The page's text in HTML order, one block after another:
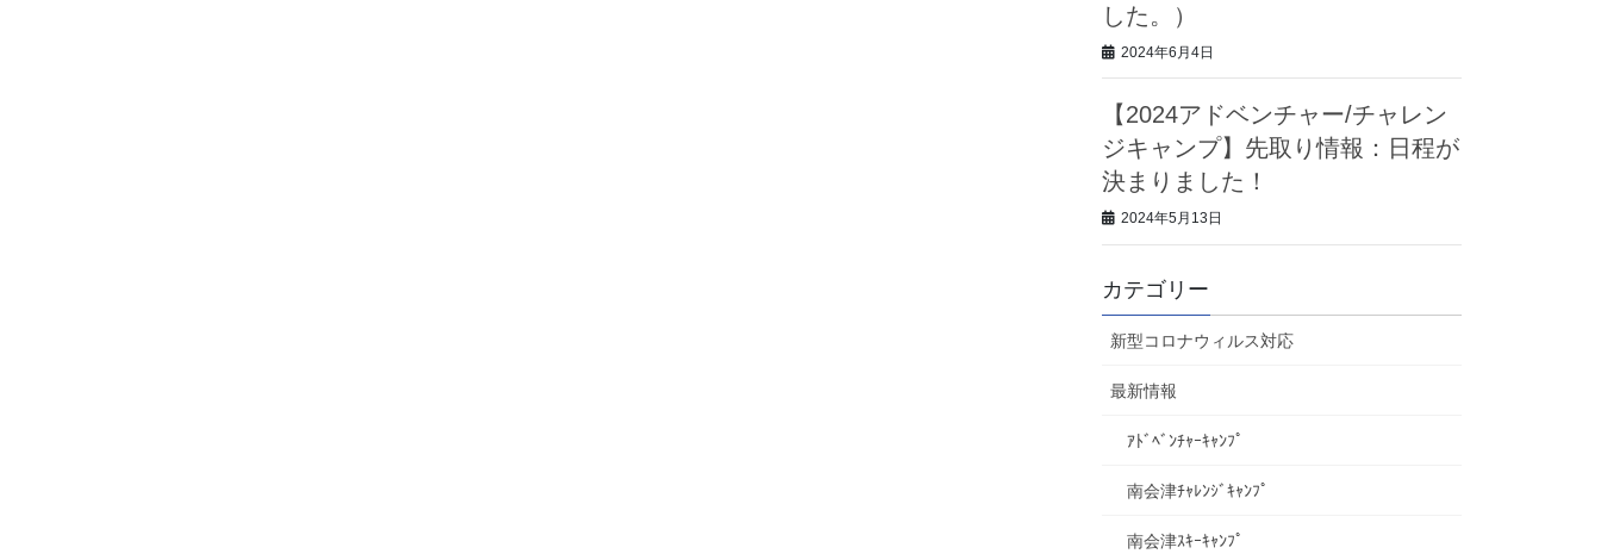
した。）
2024年6月4日
【2024アドベンチャー/チャレン
ジキャンプ】先取り情報：日程が
決まりました！
2024年5月13日
カテゴリー
新型コロナウィルス対応
最新情報
ｱﾄﾞﾍﾞﾝﾁｬｰｷｬﾝﾌﾟ
南会津ﾁｬﾚﾝｼﾞｷｬﾝﾌﾟ
南会津ｽｷｰｷｬﾝﾌﾟ